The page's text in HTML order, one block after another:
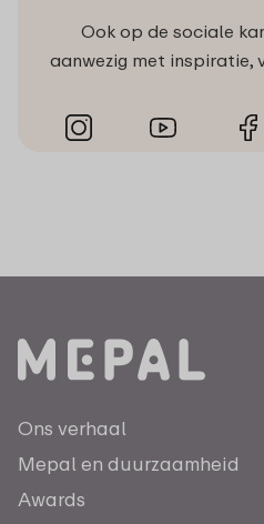
Ook op de sociale
aanwezig met inspiratie,
Ons verhaal
Mepal en duurzaamheid
Awards